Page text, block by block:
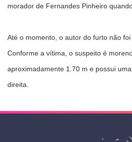
morador de Fernandes Pinheiro
Até o momento, o autor do furto não foi
Conforme a vítima, o suspeito é
aproximadamente 1.70 m e possui
direita.